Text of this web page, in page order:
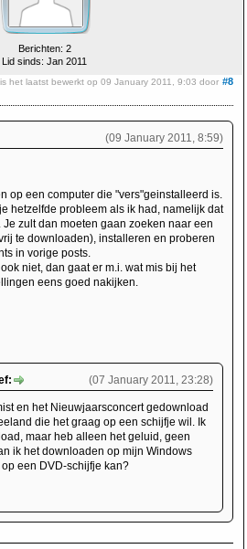
Berichten: 2
Lid sinds: Jan 2011
#8
het laatst bewerkt op 09 January 2011, 9:03 door
(09 January 2011, 8:59)
op een computer die "vers"geinstalleerd is.
hetzelfde probleem als ik had, namelijk dat
zult dan moeten gaan zoeken naar een
te downloaden), installeren en proberen
in vorige posts.
niet, dan gaat er m.i. wat mis bij het
eens goed nakijken.
(07 January 2011, 23:28)
en het Nieuwjaarsconcert gedownload
die het graag op een schijfje wil. Ik
maar heb alleen het geluid, geen
ik het downloaden op mijn Windows
een DVD-schijfje kan?